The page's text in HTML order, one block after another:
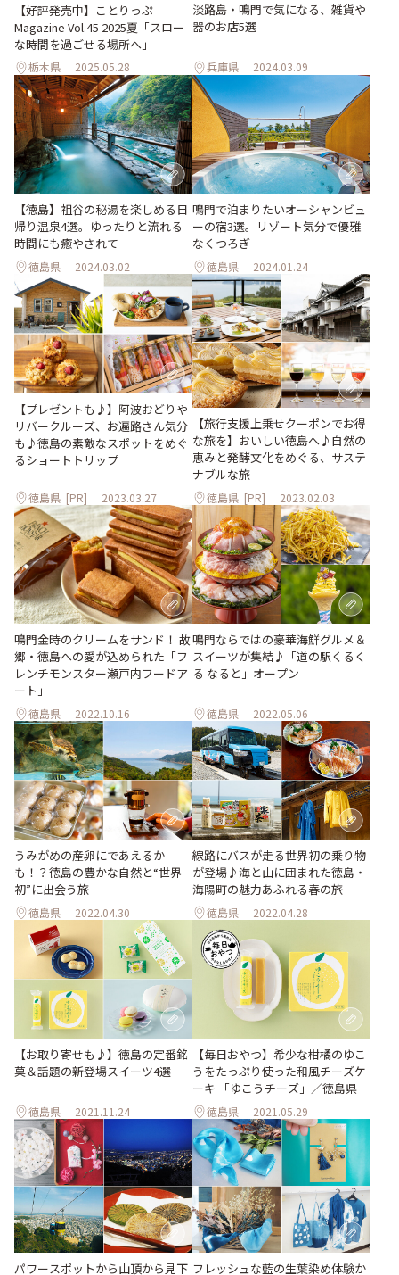
【好評発売中】ことりっぷ
Magazine Vol.45 2025夏「スロー
な時間を過ごせる場所へ」
栃木県 2025.05.28
淡路島・鳴門で気になる、雑貨や
器のお店5選
兵庫県 2024.03.09
【徳島】祖谷の秘湯を楽しめる日
帰り温泉4選。ゆったりと流れる
時間にも癒やされて
徳島県 2024.03.02
鳴門で泊まりたいオーシャンビュ
ーの宿3選。リゾート気分で優雅
なくつろぎ
徳島県 2024.01.24
【プレゼントも♪】阿波おどりや
リバークルーズ、お遍路さん気分
も♪徳島の素敵なスポットをめぐ
るショートトリップ
徳島県 [PR] 2023.03.27
【旅行支援上乗せクーポンでお得
な旅を】おいしい徳島へ♪自然の
恵みと発酵文化をめぐる、サステ
ナブルな旅
徳島県 [PR] 2023.02.03
鳴門金時のクリームをサンド！ 故
郷・徳島への愛が込められた「フ
レンチモンスター瀬戸内フードア
ート」
徳島県 2022.10.16
鳴門ならではの豪華海鮮グルメ＆
スイーツが集結♪「道の駅くるく
る なると」オープン
徳島県 2022.05.06
うみがめの産卵にであえるか
も！？徳島の豊かな自然と“世界
初”に出会う旅
徳島県 2022.04.30
線路にバスが走る世界初の乗り物
が登場♪海と山に囲まれた徳島・
海陽町の魅力あふれる春の旅
徳島県 2022.04.28
【お取り寄せも♪】徳島の定番銘
菓＆話題の新登場スイーツ4選
徳島県 2021.11.24
【毎日おやつ】希少な柑橘のゆこ
うをたっぷり使った和風チーズケ
ーキ 「ゆこうチーズ」／徳島県
徳島県 2021.05.29
パワースポットから山頂から見下 フレッシュな藍の生葉染め体験か